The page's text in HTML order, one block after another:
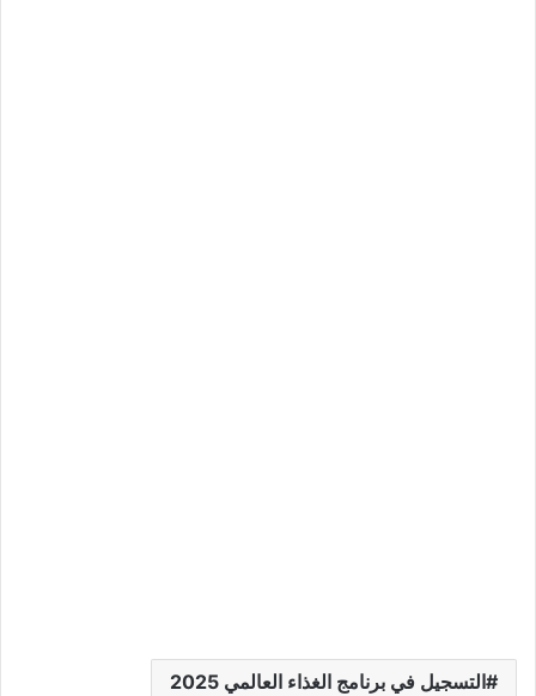
التسجيل في برنامج الغذاء العالمي 2025